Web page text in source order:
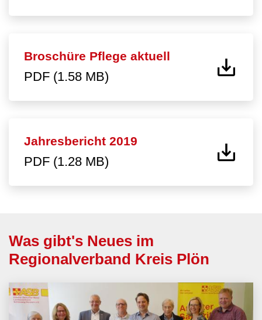
Broschüre Pflege aktuell
PDF (1.58 MB)
Jahresbericht 2019
PDF (1.28 MB)
Was gibt's Neues im
Regionalverband Kreis Plön